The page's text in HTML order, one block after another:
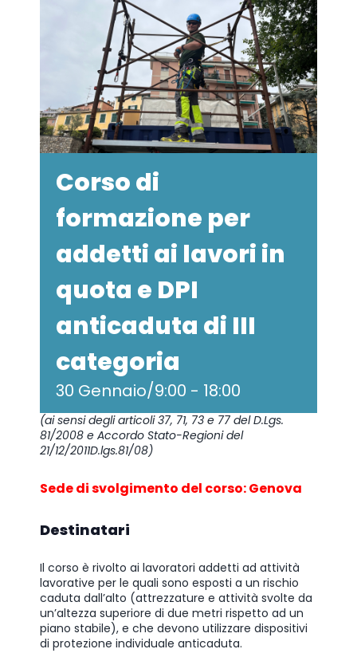
NEWS
EVENTI NOVITÀ
CONTATTI
Corso di
formazione per
addetti ai lavori in
quota e DPI
anticaduta di III
categoria
30 Gennaio/9:00 - 18:00
(ai sensi degli articoli 37, 71, 73 e 77 del D.Lgs.
81/2008 e Accordo Stato-Regioni del
21/12/2011D.lgs.81/08)
Sede di svolgimento del corso: Genova
Destinatari
Il corso è rivolto ai lavoratori addetti ad attività
lavorative per le quali sono esposti a un rischio
caduta dall’alto (attrezzature e attività svolte da
un’altezza superiore di due metri rispetto ad un
piano stabile), e che devono utilizzare dispositivi
di protezione individuale anticaduta.